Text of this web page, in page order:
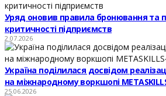
Уряд оновив правила бронювання та
критичності підприємств
2.07.2026
Україна поділилася досвідом
на міжнародному воркшопі
25.06.2026